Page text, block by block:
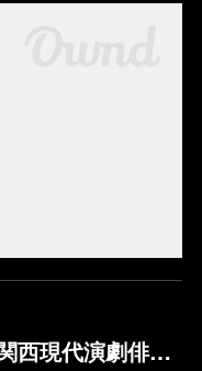
【受賞のお知らせ】第26回関西現代演劇俳優賞 奨励賞 受賞（荷車）